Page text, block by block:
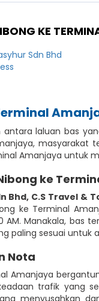
KE
Sdn Bhd
antara laluan bas
Amanjaya untuk
ke
Bhd, C.S Travel &
ke Terminal
Manakala, bas
paling sesuai untuk
Nota
Amanjaya
trafik yang
menyusahkan